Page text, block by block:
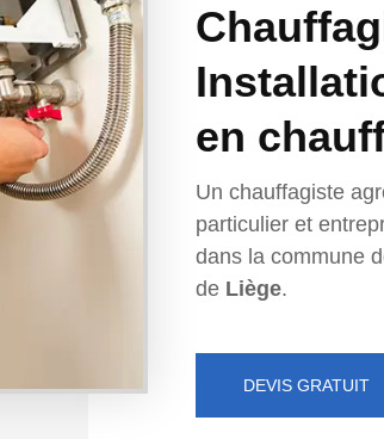
en
Un chauffagiste
particulier et
dans la commune
de Liège.
DEVIS GRATUIT